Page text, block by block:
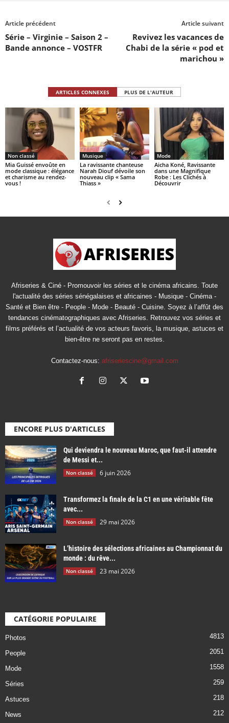
Article précédent
Série – Virginie – Saison 2 –
Bande annonce – VOSTFR
Article suivant
Revivez les vacances de
Chabi de la série « pod et
marichou »
ARTICLES CONNEXES PLUS DE L'AUTEUR
Non classé
Mia Guissé envoûte en
mode classique : élégance
et charisme au rendez-
vous !
Musique
La ravissante chanteuse
Narah Diouf dévoile son
nouveau clip « Sama
Thiass »
Mode
Aicha Koné, Ravissante
dans une Magnifique
Robe : Les Clichés à
Découvrir
Afriseries & Ciné - Promouvoir les séries et le cinéma africains. Toute
l'actualité des séries sénégalaises et africaines - Musique - Cinéma -
Santé et Bien être - People - Mode - Beauté - Cuisine. Soyez à l’affût des
tendances cinématographiques avec Afriseries. Retrouvez vos séries et
films préférés et l’actualité de vos acteurs favoris, la musique, astuces et
bien-être ne seront pas en restes.
Contactez-nous: afriseriescine@gmail.com
ENCORE PLUS D'ARTICLES
Qui deviendra le nouveau Maroc, que faut-il attendre
de Messi et...
Non classé 6 juin 2026
Transformez la finale de la C1 en une véritable fête
avec...
Non classé 29 mai 2026
L’histoire des sélections africaines au Championnat du
monde : du rêve...
Non classé 23 mai 2026
CATÉGORIE POPULAIRE
Photos 4813
People 2051
Mode 1558
Séries 259
Astuces 218
News 212